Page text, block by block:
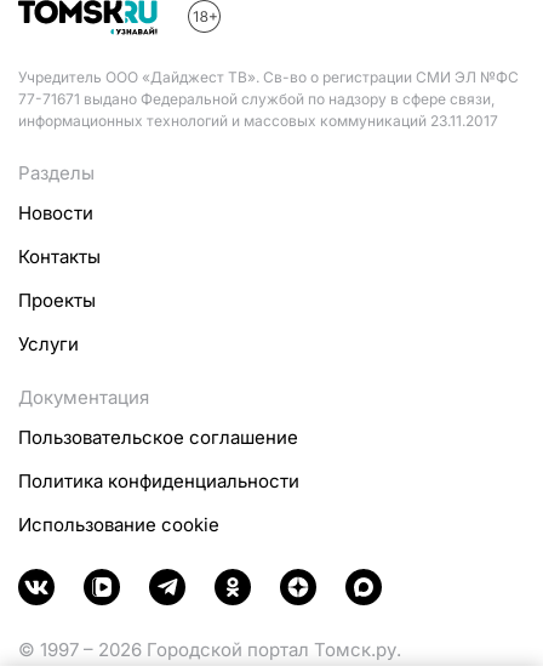
Учредитель ООО «Дайджест ТВ». Св-во о регистрации СМИ ЭЛ №ФС
77-71671 выдано Федеральной службой по надзору в сфере связи,
информационных технологий и массовых коммуникаций 23.11.2017
Разделы
Новости
Контакты
Проекты
Услуги
Документация
Пользовательское соглашение
Политика конфиденциальности
Использование cookie
© 1997 – 2026 Городской портал Томск.ру.